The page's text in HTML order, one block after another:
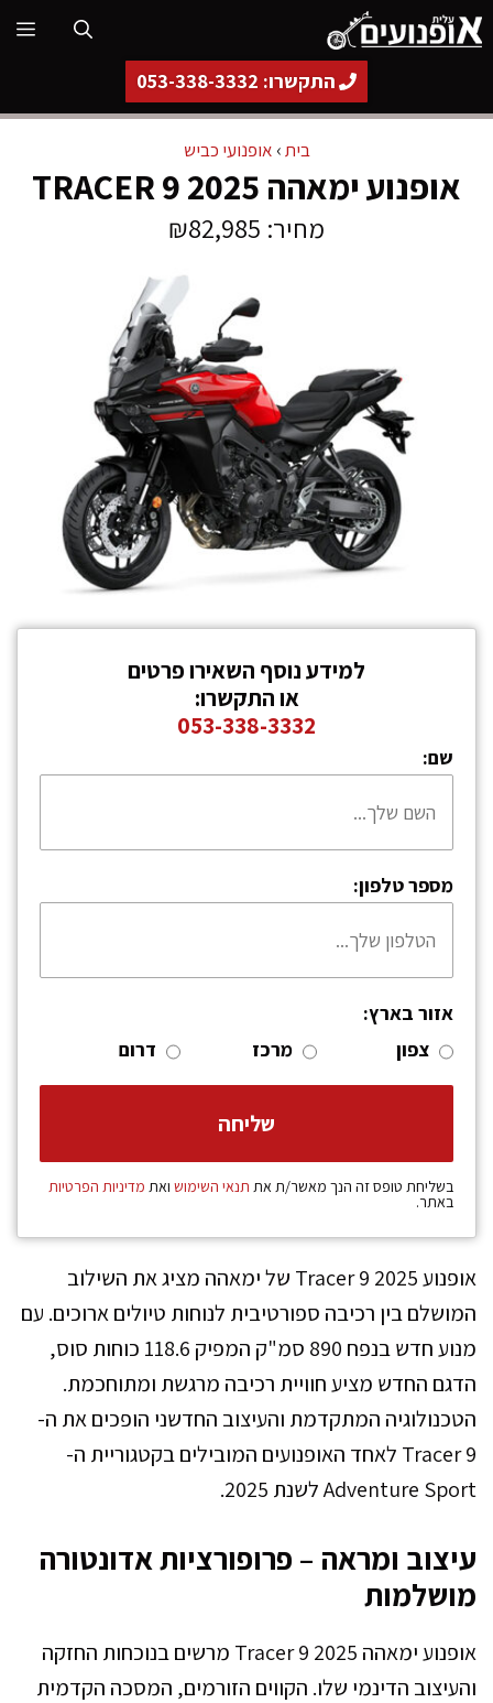
לדלג
לתוכן
התקשרו: 053-338-3332
בית› אופנועי כביש
אופנוע ימאהה TRACER 9 2025
מחיר: ₪82,985
למידע נוסף השאירו פרטים
או התקשרו:
053-338-3332
שם:
מספר טלפון:
אזור בארץ:
צפון
מרכז דרום
בשליחת טופס זה הנך מאשר/ת את תנאי השימוש ואת מדיניות הפרטיות
באתר.
אופנוע Tracer 9 2025 של ימאהה מציג את השילוב
המושלם בין רכיבה ספורטיבית לנוחות טיולים ארוכים. עם
מנוע חדש בנפח 890 סמ"ק המפיק 118.6 כוחות סוס,
הדגם החדש מציע חוויית רכיבה מרגשת ומתוחכמת.
הטכנולוגיה המתקדמת והעיצוב החדשני הופכים את ה-
Tracer 9 לאחד האופנועים המובילים בקטגוריית ה-
Adventure Sport לשנת 2025.
עיצוב ומראה – פרופורציות אדונטורה
מושלמות
אופנוע ימאהה Tracer 9 2025 מרשים בנוכחות החזקה
והעיצוב הדינמי שלו. הקווים הזורמים, המסכה הקדמית